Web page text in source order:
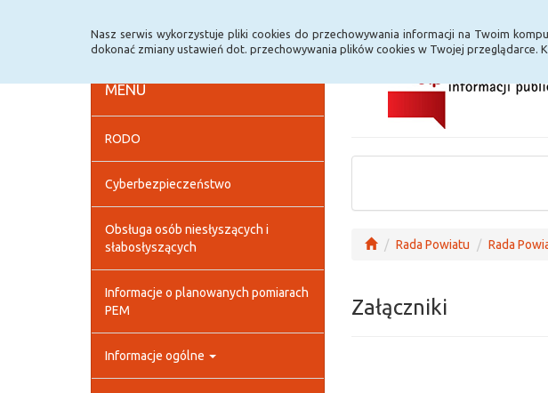
Nasz serwis wykorzystuje pliki cookies do przechowywania informacji na Twoim
dokonać zmiany ustawień dot. przechowywania plików cookies w Twojej przeglądarce.
MENU
RODO
Cyberbezpieczeństwo
Obsługa osób niesłyszących i
słabosłyszących
Informacje o planowanych pomiarach
PEM
Informacje ogólne
Rada Powiatu Rada
Załączniki